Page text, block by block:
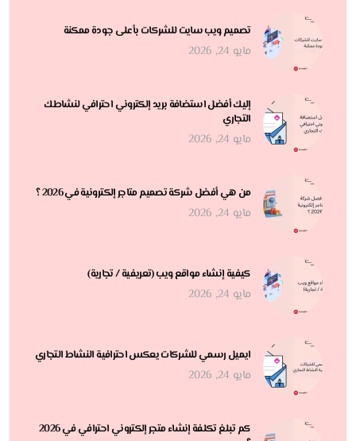
تصميم ويب سايت للشركات بأعلى جودة ممكنة
مايو 24, 2026
إليك أفضل استضافة بريد إلكتروني احترافي لنشاطك
التجاري
مايو 24, 2026
من هي أفضل شركة تصميم متاجر إلكترونية في 2026 ؟
مايو 24, 2026
كيفية إنشاء مواقع ويب (تعريفية / تجارية)
مايو 24, 2026
ايميل رسمي للشركات يعكس احترافية النشاط التجاري
مايو 24, 2026
كم تبلغ تكلفة إنشاء متجر إلكتروني احترافي في 2026